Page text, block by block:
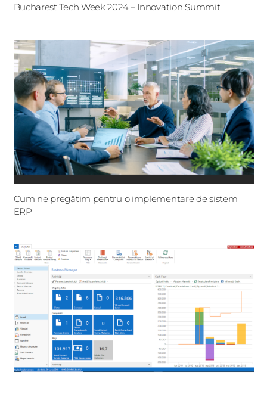
Bucharest Tech Week 2024 – Innovation Summit
Cum ne pregătim pentru o implementare de sistem
ERP